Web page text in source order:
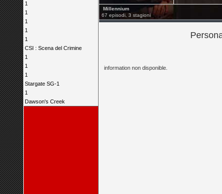
1
1
1
1
1
CSI : Scena del Crimine
1
1
1
Stargate SG-1
1
Dawson's Creek
Millennium
67 episodi, 3 stagioni
information non disponible.